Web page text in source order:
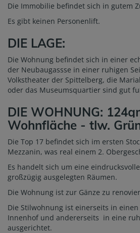
Die Immobilie befindet sich in gutem
Es gibt keinen Personenlift.
DIE LAGE:
Die Wohnung befindet sich in einer
der Neubaugassse in einer ruhigen
Volkstheater der Spittelberg, die
oder das Museumsquartier sind gut
DIE WOHNUNG:
Wohnfläche - tlw.
Die Top 17 befindet sich im ersten
Mezzanin, was real einem 2.
Es handelt sich um eine
großzügig ausgelegten Räumen.
Die Wohnung ist zur Gänze zu
Die Stilwohnung ist einerseits in
Innenhof und andererseits in eine
ausgerichtet.